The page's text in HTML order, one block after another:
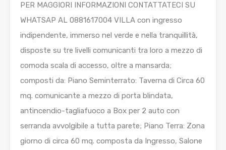
PER MAGGIORI INFORMAZIONI CONTATTATECI SU
WHATSAP AL 0881617004 VILLA con ingresso
indipendente, immerso nel verde e nella tranquillità,
disposte su tre livelli comunicanti tra loro a mezzo di
comoda scala di accesso, oltre a mansarda;
composti da: Piano Seminterrato: Taverna di Circa 60
mq. comunicante a mezzo di porta blindata,
antincendio-tagliafuoco a Box per 2 auto con
serranda avvolgibile a tutta parete; Piano Terra: Zona
giorno di circa 60 mq. composta da Ingresso, Salone